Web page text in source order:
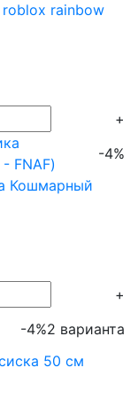
rainbow
+
-4%
Кошмарный
+
-4%2 варианта
50 см